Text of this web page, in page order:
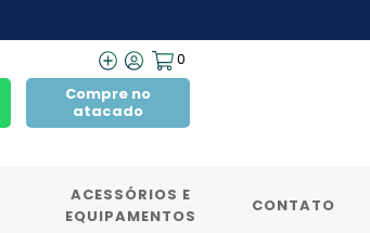
0
Compre no
atacado
ACESSÓRIOS E
EQUIPAMENTOS
CONTATO